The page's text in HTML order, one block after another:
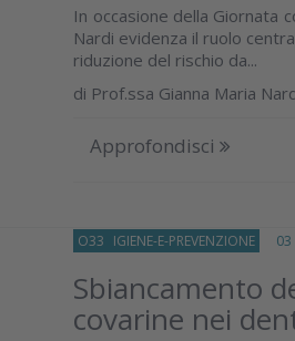
In occasione della Giornata
Nardi evidenza il ruolo
riduzione del rischio da...
di Prof.ssa Gianna Maria
Approfondisci
O33 IGIENE-E-PREVENZIONE 03
Sbiancamento
covarine nei